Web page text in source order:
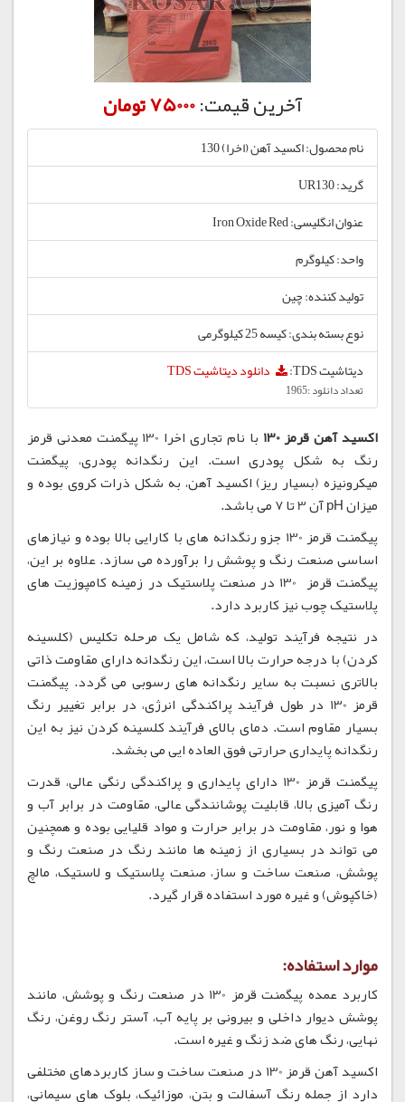
آخرین قیمت:75000 تومان
نام محصول: اکسید آهن (اخرا) 130
گرید: UR130
عنوان انگلیسی: Iron Oxide Red
واحد: کیلوگرم
تولید کننده: چین
نوع بسته بندی: کیسه 25 کیلوگرمی
دیتاشیت TDS:
دانلود دیتاشیت TDS
تعداد دانلود :1965
اکسید آهن قرمز 130
با نام تجاری اخرا 130 پیگمنت معدنی قرمز
رنگ به شکل پودری است. این رنگدانه پودری، پیگمنت
میکرونیزه (بسیار ریز) اکسید آهن، به شکل ذرات کروی بوده و
میزان pH آن 3 تا 7 می باشد.
پیگمنت قرمز 130 جزو رنگدانه های با کارایی بالا بوده و نیازهای
اساسی صنعت رنگ و پوشش را برآورده می سازد. علاوه بر این،
پیگمنت قرمز 130 در صنعت پلاستیک در زمینه کامپوزیت های
پلاستیک چوب نیز کاربرد دارد.
در نتیجه فرآیند تولید، که شامل یک مرحله تکلیس (کلسینه
کردن) با درجه حرارت بالا است، این رنگدانه دارای مقاومت ذاتی
بالاتری نسبت به سایر رنگدانه های رسوبی می گردد. پیگمنت
قرمز 130 در طول فرآیند پراکندگی انرژی، در برابر تغییر رنگ
بسیار مقاوم است. دمای بالای فرآیند کلسینه کردن نیز به این
رنگدانه پایداری حرارتی فوق العاده ایی می بخشد.
پیگمنت قرمز 130 دارای پایداری و پراکندگی رنگی عالی، قدرت
رنگ آمیزی بالا، قابلیت پوشانندگی عالی، مقاومت در برابر آب و
هوا و نور، مقاومت در برابر حرارت و مواد قلیایی بوده و همچنین
می تواند در بسیاری از زمینه ها مانند رنگ در صنعت رنگ و
پوشش، صنعت ساخت و ساز، صنعت پلاستیک و لاستیک، مالچ
(خاکپوش) و غیره مورد استفاده قرار گیرد.
موارد استفاده:
کاربرد عمده پیگمنت قرمز 130 در صنعت رنگ و پوشش، مانند
پوشش دیوار داخلی و بیرونی بر پایه آب، آستر رنگ روغن، رنگ
نهایی، رنگ های ضد زنگ و غیره است.
اکسید آهن قرمز 130 در صنعت ساخت و ساز کاربردهای مختلفی
دارد از جمله رنگ آسفالت و بتن، موزائیک، بلوک های سیمانی،